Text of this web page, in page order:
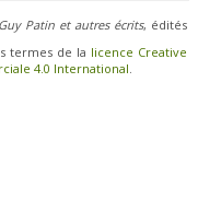
Patin et autres écrits, édités
termes de la licence Creative
4.0 International.